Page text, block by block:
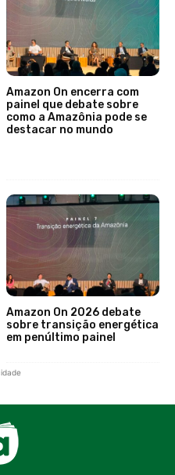
Amazon On encerra com
painel que debate sobre
como a Amazônia pode se
destacar no mundo
Amazon On 2026 debate
sobre transição energética
em penúltimo painel